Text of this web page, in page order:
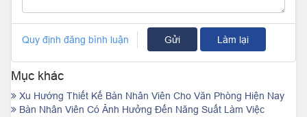
Quy định đăng bình luận Gửi Làm lại
Mục khác
Xu Hướng Thiết Kế Bàn Nhân Viên Cho Văn Phòng Hiện Nay
Bàn Nhân Viên Có Ảnh Hưởng Đến Năng Suất Làm Việc